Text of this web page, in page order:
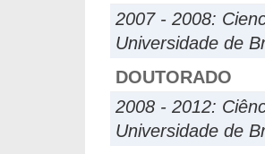
2007 - 2008:
Universidade de
DOUTORADO
2008 - 2012:
Universidade de